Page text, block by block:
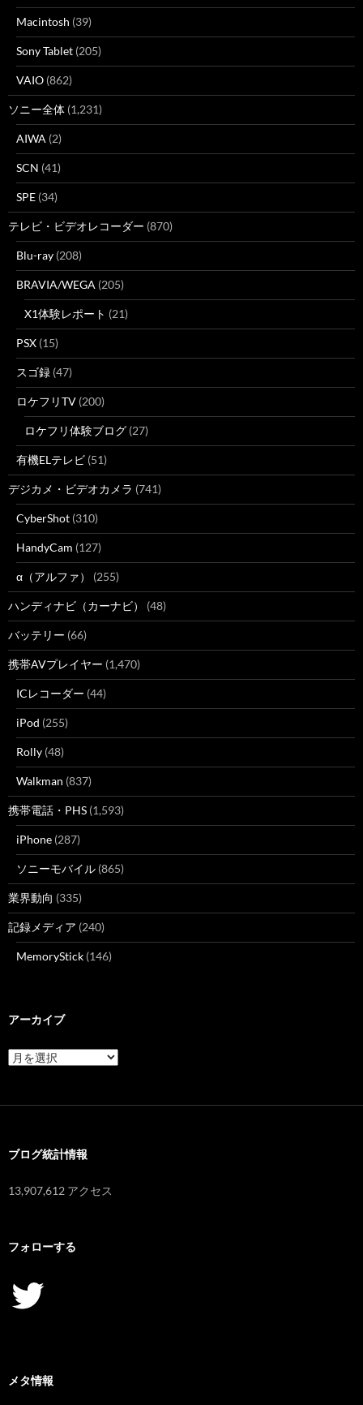
Macintosh (39)
Sony Tablet (205)
VAIO (862)
ソニー全体 (1,231)
AIWA (2)
SCN (41)
SPE (34)
テレビ・ビデオレコーダー (870)
Blu-ray (208)
BRAVIA/WEGA (205)
X1体験レポート (21)
PSX (15)
スゴ録 (47)
ロケフリTV (200)
ロケフリ体験ブログ (27)
有機ELテレビ (51)
デジカメ・ビデオカメラ (741)
CyberShot (310)
HandyCam (127)
α（アルファ） (255)
ハンディナビ（カーナビ） (48)
バッテリー (66)
携帯AVプレイヤー (1,470)
ICレコーダー (44)
iPod (255)
Rolly (48)
Walkman (837)
携帯電話・PHS (1,593)
iPhone (287)
ソニーモバイル (865)
業界動向 (335)
記録メディア (240)
MemoryStick (146)
アーカイブ
ア
ー
ブログ統計情報
13,907,612 アクセス
フォローする
Twitter
メタ情報